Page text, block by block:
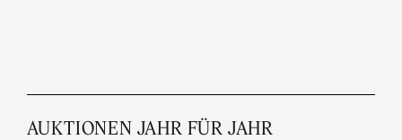
AUKTIONEN JAHR FÜR JAHR